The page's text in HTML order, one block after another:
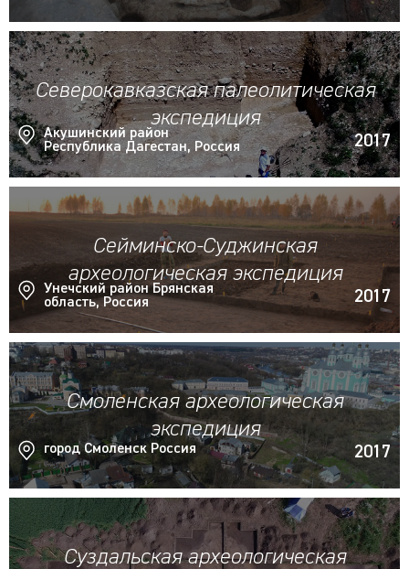
Северокавказская палеолитическая
экспедиция
Акушинский район
Республика Дагестан, Россия
2017
Сейминско-Суджинская
археологическая экспедиция
Унечский район Брянская
область, Россия
2017
Смоленская археологическая
экспедиция
город Смоленск Россия 2017
Суздальская археологическая